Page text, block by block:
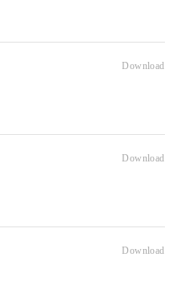
Download
Download
Download